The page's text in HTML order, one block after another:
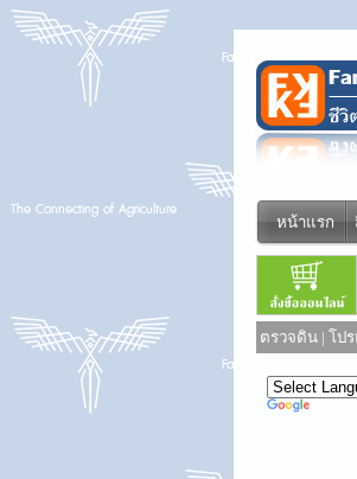
หน้าแรก
ตรวจดิน | โป